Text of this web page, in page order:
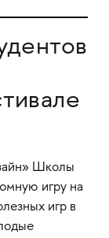
Школы
игру на
игр в